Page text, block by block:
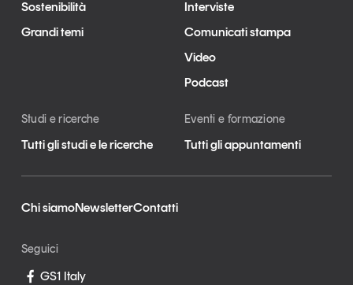
Sostenibilità
Grandi temi
Interviste
Comunicati stampa
Video
Podcast
Studi e ricerche
Tutti gli studi e le ricerche
Eventi e formazione
Tutti gli appuntamenti
Chi siamoNewsletterContatti
Seguici
GS1 Italy